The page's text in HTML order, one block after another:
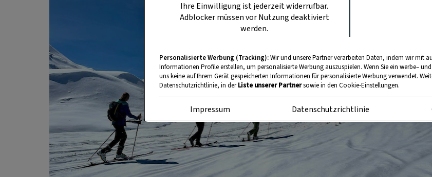
Ihre Einwilligung ist jederzeit widerrufbar.
Adblocker müssen vor Nutzung deaktiviert
werden.
Personalisierte Werbung (Tracking):Wir und unsere Partner verarbeiten Daten, indem wir mit
Informationen Profile erstellen, um personalisierte Werbung auszuspielen. Wenn Sie ein werbe–
uns keine auf Ihrem Gerät gespeicherten Informationen für personalisierte Werbung verwendet.
Datenschutzrichtlinie, in derListe unserer Partnersowie in den Cookie-Einstellungen.
Impressum Datenschutzrichtlinie